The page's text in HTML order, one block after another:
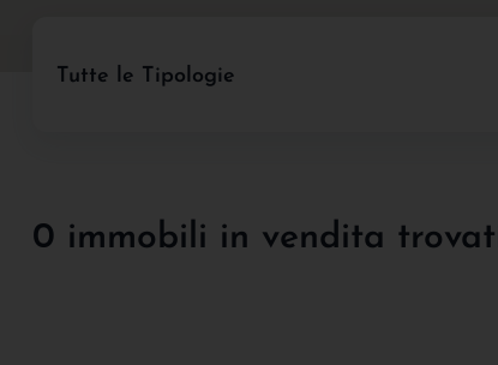
Tutte le Tipologie
0 immobili in vendita